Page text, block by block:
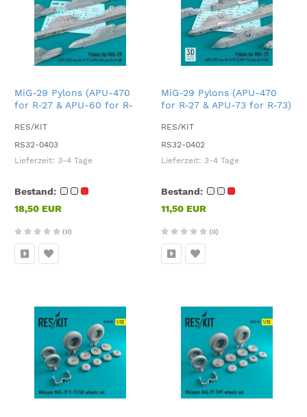
MiG-29 Pylons (APU-470
for R-27 & APU-60 for R-
RES/KIT
RS32-0403
Lieferzeit: 3-4 Tage
Bestand:
18,50 EUR
(0)
MiG-29 Pylons (APU-470
for R-27 & APU-73 for R-73)
RES/KIT
RS32-0402
Lieferzeit: 3-4 Tage
Bestand:
11,50 EUR
(0)